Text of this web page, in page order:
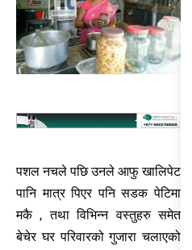
पशल नचले पछि उनले आफु खालिपेट
पानि मात्र पिएर पनि सडक पेटिमा
मकै , तथा विभिन्न वस्तुहरु समेत
बेचेर घर परिवारको गुजारा चलाएको